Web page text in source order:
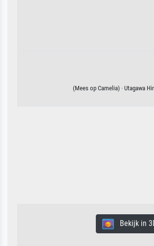
(Mees op Camelia) · Utagawa
Bekijk in